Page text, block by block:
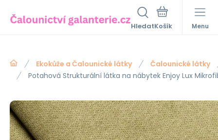
Hledat Menu
Ekokůže a Čalounické látky
Čalounické látky
Potahová Strukturální látka na nábytek Enjoy Lux